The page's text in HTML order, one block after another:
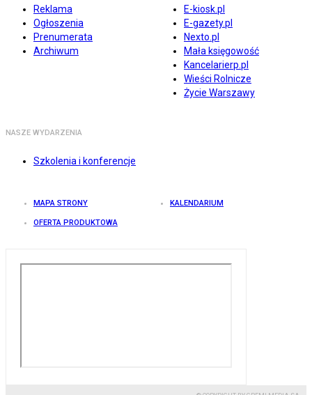
Reklama
Ogłoszenia
Prenumerata
Archiwum
E-kiosk.pl
E-gazety.pl
Nexto.pl
Mała księgowość
Kancelarierp.pl
Wieści Rolnicze
Życie Warszawy
NASZE WYDARZENIA
Szkolenia i konferencje
MAPA STRONY KALENDARIUM
OFERTA PRODUKTOWA